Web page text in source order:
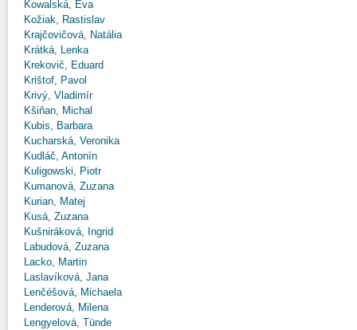
Kowalská, Eva
Kožiak, Rastislav
Krajčovičová, Natália
Krátká, Lenka
Krekovič, Eduard
Krištof, Pavol
Krivý, Vladimír
Kšiňan, Michal
Kubis, Barbara
Kucharská, Veronika
Kudláč, Antonín
Kuligowski, Piotr
Kumanová, Zuzana
Kurian, Matej
Kusá, Zuzana
Kušniráková, Ingrid
Labudová, Zuzana
Lacko, Martin
Laslavíková, Jana
Lenčéšová, Michaela
Lenderová, Milena
Lengyelová, Tünde